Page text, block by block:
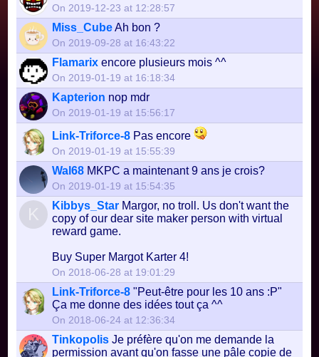
On 2019-12-23 at 12:28:57
Miss_CubeAh bon ?
On 2019-09-28 at 16:43:22
Flamarix encore plusieurs mois ^^
On 2019-01-19 at 16:18:34
Kapterion nop mdr
On 2019-01-19 at 15:56:17
Link-Triforce-8 Pas encore
On 2019-01-19 at 15:55:39
Wal68 MKPC a maintenant 9 ans je crois?
On 2019-01-19 at 15:54:35
Kibbys_Star Margor, no troll. Us don't want the
copy of our dear site maker person with virtual
reward game.
Buy Super Margot Karter 4!
On 2018-06-28 at 19:01:29
Link-Triforce-8 "Peut-être pour les 10 ans :P"
Ça me donne des idées tout ça ^^
On 2018-06-24 at 12:36:34
Tinkopolis Je préfère qu'on me demande la
permission avant qu'on fasse une pâle copie de